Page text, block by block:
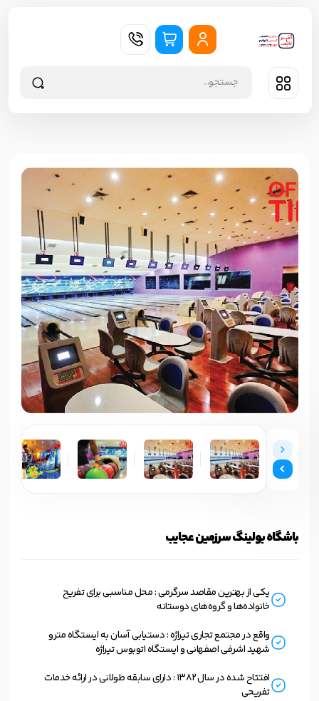
باشگاه بولینگ سرزمین عجایب
یکی از بهترین مقاصد سرگرمی : محل مناسبی برای تفریح
خانواده‌ها و گروه‌های دوستانه
واقع در مجتمع تجاری تیراژه : دستیابی آسان به ایستگاه مترو
شهید اشرفی اصفهانی و ایستگاه اتوبوس تیراژه
افتتاح شده در سال ۱۳۸۲ : دارای سابقه طولانی در ارائه خدمات
تفریحی